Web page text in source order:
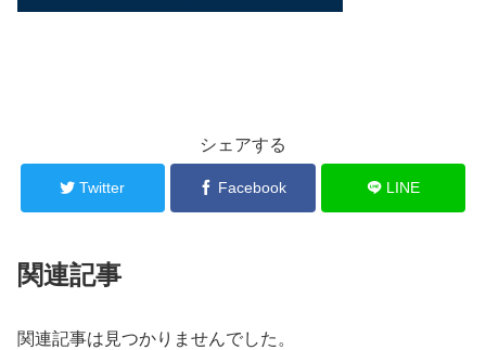
シェアする
Twitter Facebook LINE
関連記事
関連記事は見つかりませんでした。